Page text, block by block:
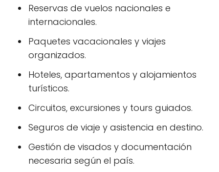
Reservas de vuelos nacionales e
internacionales.
Paquetes vacacionales y viajes
organizados.
Hoteles, apartamentos y alojamientos
turísticos.
Circuitos, excursiones y tours guiados.
Seguros de viaje y asistencia en destino.
Gestión de visados y documentación
necesaria según el país.